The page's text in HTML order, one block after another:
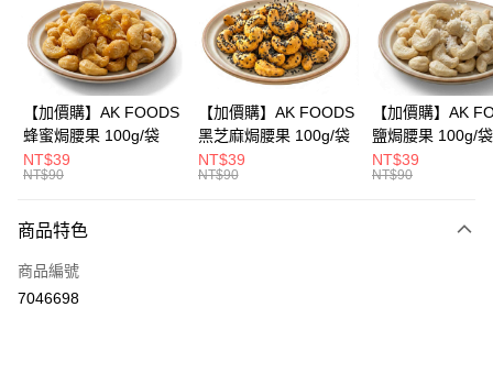
合作金庫商業銀行
第一商業銀行
華南商業銀行
彰化商業銀行
上海商業儲蓄銀行
台北富邦商業銀行
國泰世華商業銀行
兆豐國際商業銀行
臺灣中小企業銀行
匯豐（台灣）商業銀行
華泰商業銀行
聯邦商業銀行
遠東國際商業銀行
元大商業銀行
台灣樂天信用卡公司
超商取貨付款
LINE Pay
Apple Pay
街口支付
悠遊付
AFTEE先享後付
【關於「AFTEE先享後付」】
AFTEE先享後付是「在收到商品之後才付款」的支付方式。 讓您購物簡單
【加價購】AK FOODS
蜂蜜焗腰果 100g/袋
NT$39
NT$90
【加價購】AK FOODS
黑芝麻焗腰果 100g/袋
NT$39
NT$90
【加價購】AK
鹽焗腰果 100g/袋
NT$39
NT$90
商品特色
商品編號
7046698